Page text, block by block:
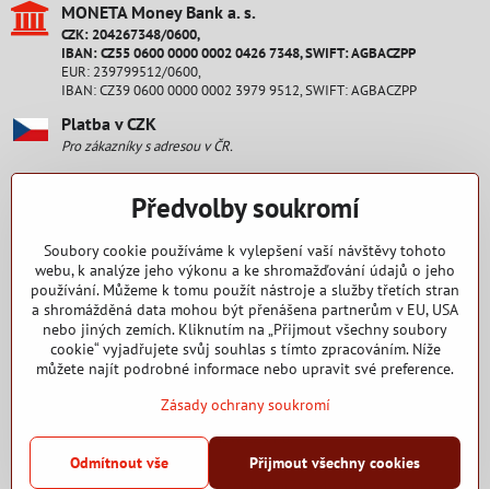
MONETA Money Bank a​. s​.
CZK: 204267348/0600,
IBAN: CZ55 0600 0000 0002 0426 7348, SWIFT: AGBACZPP
EUR: 239799512/0600,
IBAN: CZ39 0600 0000 0002 3979 9512, SWIFT: AGBACZPP
Platba v CZK
Pro zákazníky s adresou v ČR.
Platba v EUR
Pro zákazníky s adresou na Slovensku.
Staňte se fanouškem
Facebook
Nakupování
2015 - 2025 Copyright RENEW CZ s. r. o.
Předvolby soukromí
Soubory cookie používáme k vylepšení vaší návštěvy tohoto
webu, k analýze jeho výkonu a ke shromažďování údajů o jeho
používání. Můžeme k tomu použít nástroje a služby třetích stran
a shromážděná data mohou být přenášena partnerům v EU, USA
nebo jiných zemích. Kliknutím na „Přijmout všechny soubory
cookie“ vyjadřujete svůj souhlas s tímto zpracováním. Níže
můžete najít podrobné informace nebo upravit své preference.
Zásady ochrany soukromí
Přijmout všechny cookies
Odmítnout vše